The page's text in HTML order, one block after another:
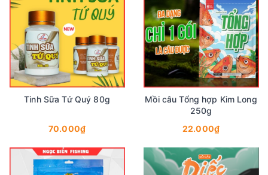
Tinh Sữa Tứ Quý 80g
70.000₫
Mồi câu Tổng hợp Kim Long
250g
22.000₫